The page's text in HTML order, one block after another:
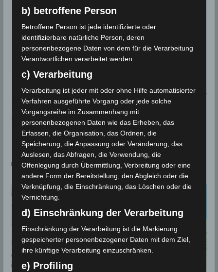
Google Adsenseist deaktiviert.
✓ Erlauben Datenschutzbedingungen
Quelle:Meteorologisches Institut Tunesien (INM)
Die Hochwasserkatastrophe von Redeyef (Gafsa) 2
009
Klimawandel: Die Auswirkungen belasten Tunesien
jetzt schon schwer
Das könnte dir auch gefallen
b) betroffene Person
Betroffene Person ist jede identifizierte oder
identifizierbare natürliche Person, deren
personenbezogene Daten von dem für die Verarbeitung
Verantwortlichen verarbeitet werden.
c) Verarbeitung
Verarbeitung ist jeder mit oder ohne Hilfe automatisierter
Verfahren ausgeführte Vorgang oder jede solche
Vorgangsreihe im Zusammenhang mit
personenbezogenen Daten wie das Erheben, das
Erfassen, die Organisation, das Ordnen, die
Speicherung, die Anpassung oder Veränderung, das
Auslesen, das Abfragen, die Verwendung, die
Offenlegung durch Übermittlung, Verbreitung oder eine
andere Form der Bereitstellung, den Abgleich oder die
Verknüpfung, die Einschränkung, das Löschen oder die
Vernichtung.
d) Einschränkung der Verarbeitung
Einschränkung der Verarbeitung ist die Markierung
gespeicherter personenbezogener Daten mit dem Ziel,
ihre künftige Verarbeitung einzuschränken.
e) Profiling